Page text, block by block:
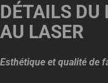
DÉTAILS DU
AU LASER
Esthétique et qualité de